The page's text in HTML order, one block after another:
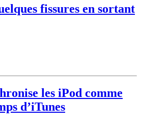
fissures en sortant
les iPod comme
d’iTunes